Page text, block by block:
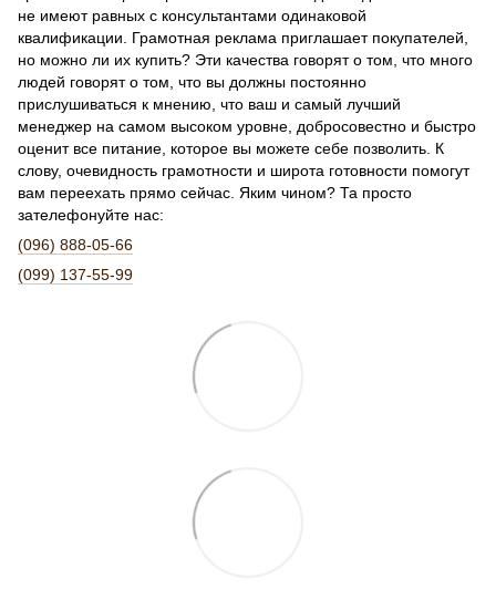
не имеют равных с консультантами одинаковой
квалификации. Грамотная реклама приглашает покупателей,
но можно ли их купить? Эти качества говорят о том, что много
людей говорят о том, что вы должны постоянно
прислушиваться к мнению, что ваш и самый лучший
менеджер на самом высоком уровне, добросовестно и быстро
оценит все питание, которое вы можете себе позволить. К
слову, очевидность грамотности и широта готовности помогут
вам переехать прямо сейчас. Яким чином? Та просто
зателефонуйте нас:
(096) 888-05-66
(099) 137-55-99